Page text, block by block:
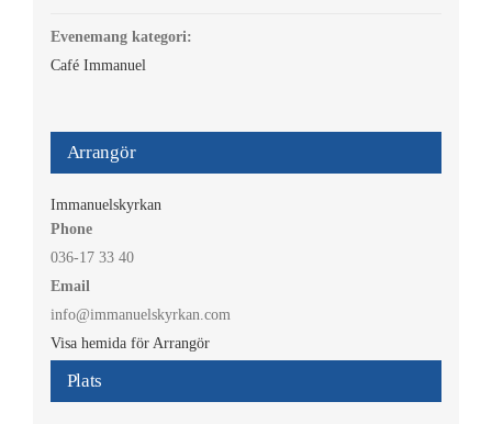
Evenemang kategori:
Café Immanuel
Plats
Arrangör
Immanuelskyrkan
Phone
036-17 33 40
Email
info@immanuelskyrkan.com
Visa hemida för Arrangör